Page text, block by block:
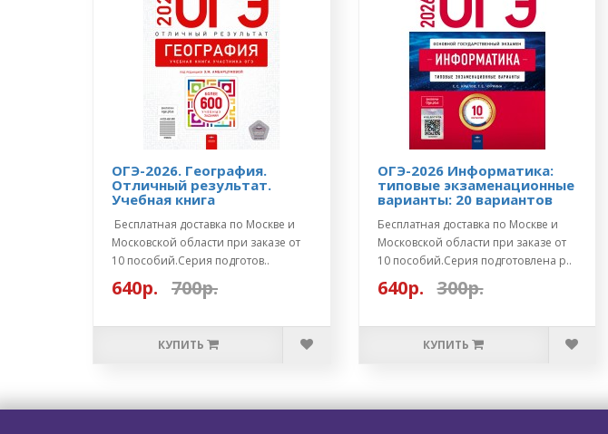
ОГЭ-2026. География.
Отличный результат.
Учебная книга
Бесплатная доставка по Москве и
Московской области при заказе от
10 пособий.Серия подготов..
640р. 700р.
КУПИТЬ
ОГЭ-2026 Информатика:
типовые экзаменационные
варианты: 20 вариантов
Бесплатная доставка по Москве и
Московской области при заказе от
10 пособий.Серия подготовлена р..
640р. 300р.
КУПИТЬ